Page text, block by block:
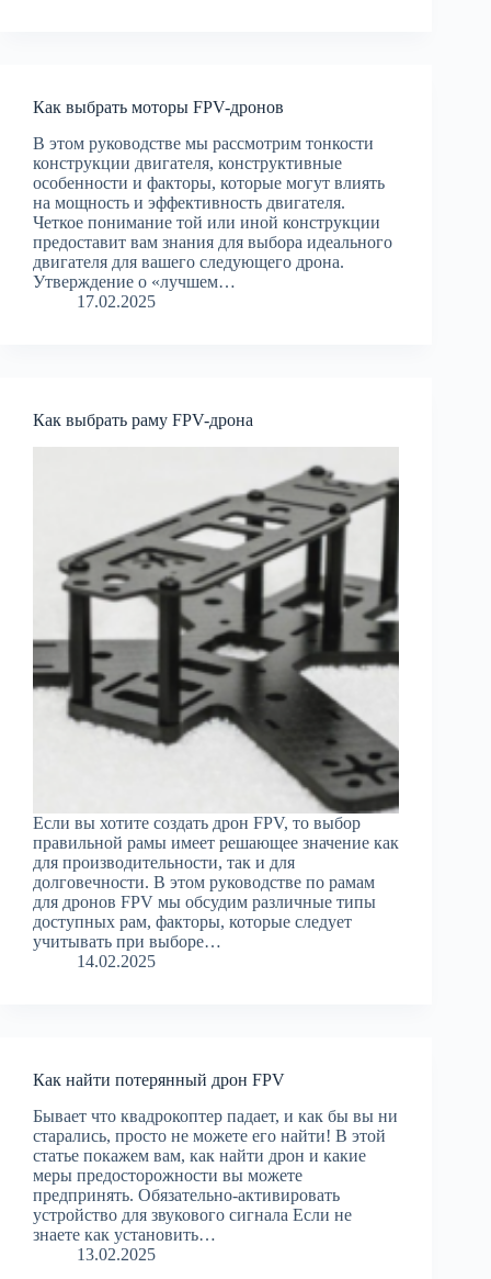
Как выбрать моторы FPV-дронов
В этом руководстве мы рассмотрим тонкости
конструкции двигателя, конструктивные
особенности и факторы, которые могут влиять
на мощность и эффективность двигателя.
Четкое понимание той или иной конструкции
предоставит вам знания для выбора идеального
двигателя для вашего следующего дрона.
Утверждение о «лучшем…
17.02.2025
Как выбрать раму FPV-дрона
Если вы хотите создать дрон FPV, то выбор
правильной рамы имеет решающее значение как
для производительности, так и для
долговечности. В этом руководстве по рамам
для дронов FPV мы обсудим различные типы
доступных рам, факторы, которые следует
учитывать при выборе…
14.02.2025
Как найти потерянный дрон FPV
Бывает что квадрокоптер падает, и как бы вы ни
старались, просто не можете его найти! В этой
статье покажем вам, как найти дрон и какие
меры предосторожности вы можете
предпринять. Обязательно-активировать
устройство для звукового сигнала Если не
знаете как установить…
13.02.2025